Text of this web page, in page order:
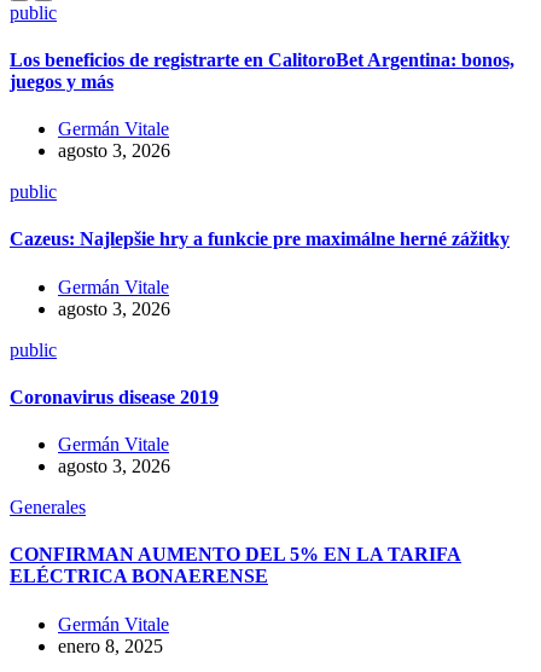
public
Los beneficios de registrarte en CalitoroBet Argentina: bonos,
juegos y más
Germán Vitale
agosto 3, 2026
public
Cazeus: Najlepšie hry a funkcie pre maximálne herné zážitky
Germán Vitale
agosto 3, 2026
public
Coronavirus disease 2019
Germán Vitale
agosto 3, 2026
Generales
CONFIRMAN AUMENTO DEL 5% EN LA TARIFA
ELÉCTRICA BONAERENSE
Germán Vitale
enero 8, 2025